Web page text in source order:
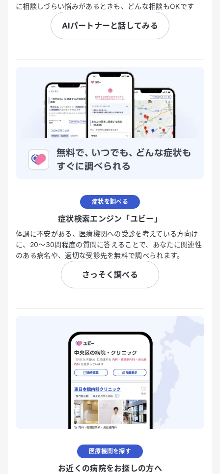
に相談しづらい悩みがあるときも、どんな相談もOKです
AIパートナーと話してみる
症状を調べる
症状検索エンジン「ユビー」
体調に不安がある、医療機関への受診を考えている方向け
に、20〜30問程度の質問に答えることで、あなたに関連性
のある病名や、適切な受診先を無料で調べられます。
さっそく調べる
医療機関を探す
お近くの病院をお探しの方へ